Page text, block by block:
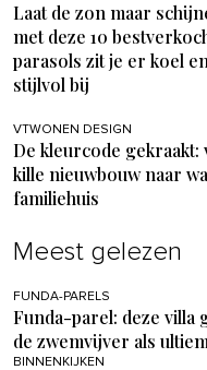
Laat de zon maar
met deze 10
parasols zit je er koel en
stijlvol bij
VTWONEN DESIGN
De kleurcode gekraakt:
kille nieuwbouw naar
familiehuis
Meest gelezen
FUNDA-PARELS
Funda-parel: deze villa
de zwemvijver als
BINNENKIJKEN